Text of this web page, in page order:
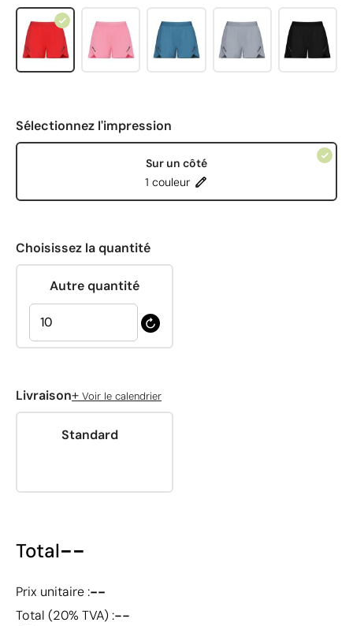
Sélectionnez l'impression
Sur un côté
1 couleur
Choisissez la quantité
Autre quantité
Livraison+ Voir le calendrier
Standard
Total--
Prix unitaire :--
Total (20% TVA) :--